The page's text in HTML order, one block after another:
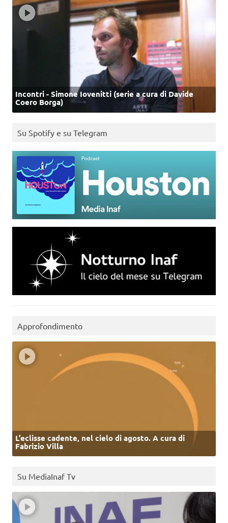
Incontri - Simone Iovenitti (serie a cura di Davide
Coero Borga)
Su Spotify e su Telegram
Approfondimento
L’eclisse cadente, nel cielo di agosto. A cura di
Fabrizio Villa
Su MediaInaf Tv